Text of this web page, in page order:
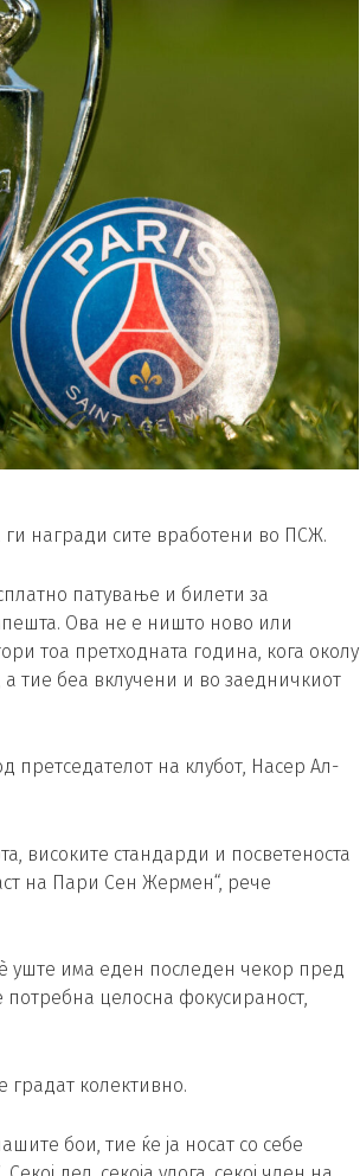
награди сите вработени во ПСЖ.
патување и билети за
Ова не е ништо ново или
тоа претходната година, кога околу
тие беа вклучени и во заедничкиот
претседателот на клубот, Насер Ал-
високите стандарди и посветеноста
на Пари Сен Жермен“, рече
уште има еден последен чекор пред
целосна фокусираност,
градат колективно.
бои, тие ќе ја носат со себе